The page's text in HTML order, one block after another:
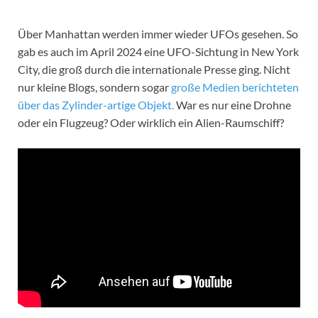
Über Manhattan werden immer wieder UFOs gesehen. So
gab es auch im April 2024 eine UFO-Sichtung in New York
City, die groß durch die internationale Presse ging. Nicht
nur kleine Blogs, sondern sogargroße Medien berichteten
über das Zylinder-artige Objekt. War es nur eine Drohne
oder ein Flugzeug? Oder wirklich ein Alien-Raumschiff?